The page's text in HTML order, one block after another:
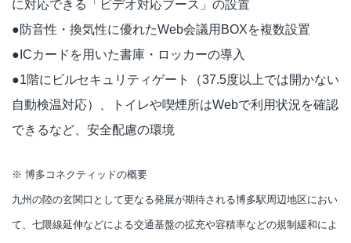
に対応できる「ビデオ対応ブース」の設置
●防音性・換気性に優れたWeb会議用BOXを複数設置
●ICカードを用いた書庫・ロッカーの導入
●1階にビルセキュリティゲート（37.5度以上では開かない
自動検温対応）、トイレや喫煙所はWebで利用状況を確認
できるなど、安全配慮の環境
※ 博多コネクティッドの概要
九州の陸の玄関口として更なる発展が期待される博多駅周辺地区におい
て、七隈線延伸などによる交通基盤の拡充や容積率などの規制緩和によ